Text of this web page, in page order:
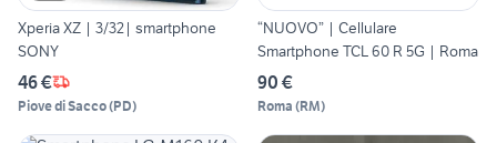
Xperia XZ | 3/32| smartphone
SONY
46 €
Piove di Sacco(PD)
“NUOVO” | Cellulare
Smartphone TCL 60 R 5G | Roma
90 €
Roma (RM)